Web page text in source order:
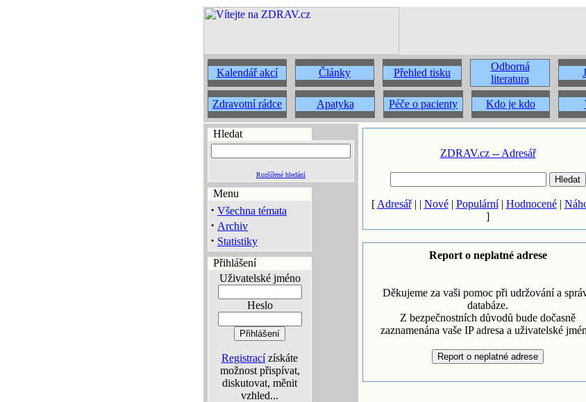
Kalendář akcí Články Přehled tisku
Odborná
literatura
Zdravotní rádce Apatyka Péče o pacienty Kdo je kdo
Hledat
Rozšířené hledání
Menu
· Všechna témata
· Archiv
· Statistiky
Přihlášení
Uživatelské jméno
Heslo
Registracízískáte
možnost přispívat,
diskutovat, měnit
vzhled...
ZDRAV.cz -- Adresář
[ Adresář| | Nové| Populární| Hodnocené|
]
Report o neplatné adrese
Děkujeme za vaši pomoc při udržování a
databáze.
Z bezpečnostních důvodů bude dočasně
zaznamenána vaše IP adresa a uživatelské